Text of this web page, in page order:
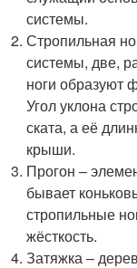
системы.
Стропильная
системы, две,
ноги образуют
Угол уклона
ската, а её
крыши.
Прогон –
бывает
стропильные
жёсткость.
Затяжка –